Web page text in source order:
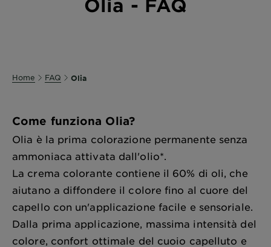
Olia - FAQ
Home FAQ Olia
Come funziona Olia?
Olia è la prima colorazione permanente senza
ammoniaca attivata dall'olio*.
La crema colorante contiene il 60% di oli, che
aiutano a diffondere il colore fino al cuore del
capello con un'applicazione facile e sensoriale.
Dalla prima applicazione, massima intensità del
colore, confort ottimale del cuoio capelluto e